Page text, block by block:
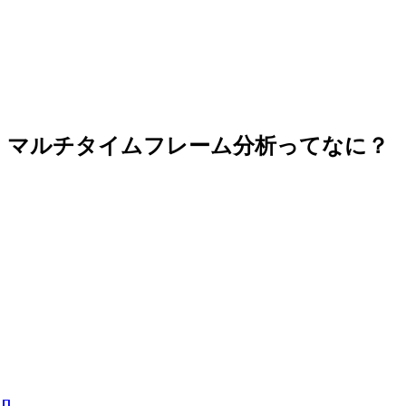
マルチタイムフレーム分析ってなに？